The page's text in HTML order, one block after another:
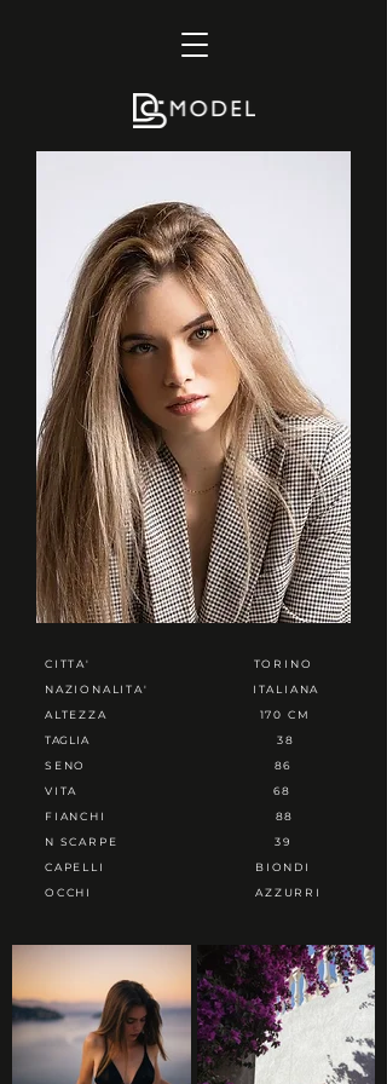
CITTA'
NAZIONALITA'
ALTEZZA
TAGLIA
SENO
VITA
FIANCHI
N SCARPE
CAPELLI
OCCHI
TORINO
ITALIANA
170 CM
38
86
68
88
39
BIONDI
AZZURRI